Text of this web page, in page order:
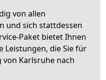
von allen
und sich stattdessen
Paket bietet Ihnen
Leistungen, die Sie für
Karlsruhe nach